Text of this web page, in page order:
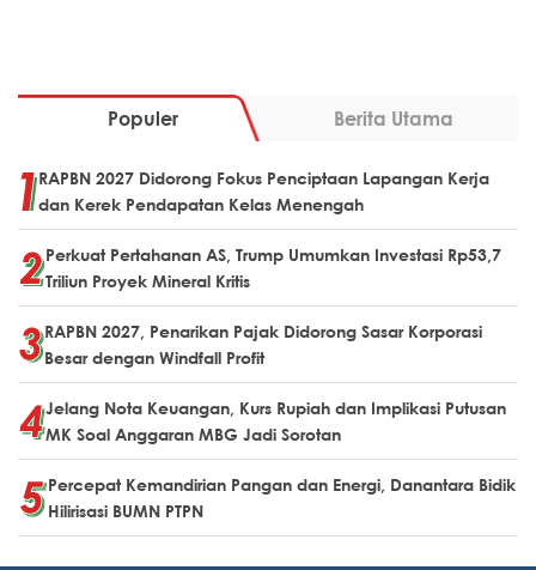
Populer Berita Utama
RAPBN 2027 Didorong Fokus Penciptaan Lapangan Kerja
dan Kerek Pendapatan Kelas Menengah
Perkuat Pertahanan AS, Trump Umumkan Investasi Rp53,7
Triliun Proyek Mineral Kritis
RAPBN 2027, Penarikan Pajak Didorong Sasar Korporasi
Besar dengan Windfall Profit
Jelang Nota Keuangan, Kurs Rupiah dan Implikasi Putusan
MK Soal Anggaran MBG Jadi Sorotan
Percepat Kemandirian Pangan dan Energi, Danantara Bidik
Hilirisasi BUMN PTPN